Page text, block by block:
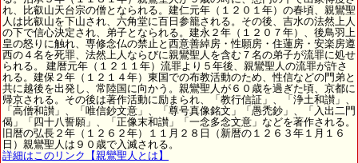
れ、比叡山天台宗の僧となられる。建仁元年（１２０１年）の春頃、親鸞聖
人は比叡山を下山され、六角堂に百日参籠される。その後、吉水の法然上人
の下で信心決定され、弟子となられる。建永２年（１２０７年）、後鳥羽上
皇の怒りに触れ、専修念仏の禁止と西意善綽房・性願房・住蓮房・安楽房遵
西の４名を死罪、法然上人ならびに親鸞聖人を含む７名の弟子が流罪に処せ
られる。 建暦元年（１２１１年）流罪より５年後、親鸞聖人の流罪が許さ
れる。建保２年（１２１４年）東国での布教活動のため、性信などの門弟と
共に越後を出発し、常陸国に向かう。親鸞聖人が６０歳を過ぎた頃、京都に
帰京される。その後は著作活動に励まられ、「教行信証」、「浄土和讃」、
「高僧和讃」、「唯信鈔文意」、「尊号真像銘文」「愚禿鈔」、「入出二門
偈」「四十八誓願」、「正像末和讃」「一念多念文意」などを著作される。
旧暦の弘長２年（１２６２年）１１月２８日（新暦の１２６３年１月１６
日）親鸞聖人は９０歳で入滅される。
詳細はこのリンク【親鸞聖人とは】